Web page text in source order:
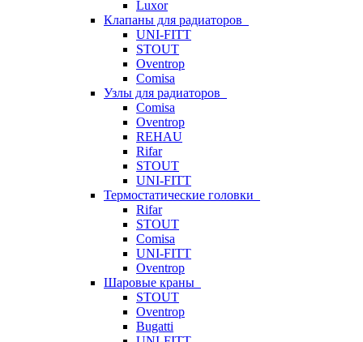
Luxor
Клапаны для радиаторов
UNI-FITT
STOUT
Oventrop
Comisa
Узлы для радиаторов
Comisa
Oventrop
REHAU
Rifar
STOUT
UNI-FITT
Термостатические головки
Rifar
STOUT
Comisa
UNI-FITT
Oventrop
Шаровые краны
STOUT
Oventrop
Bugatti